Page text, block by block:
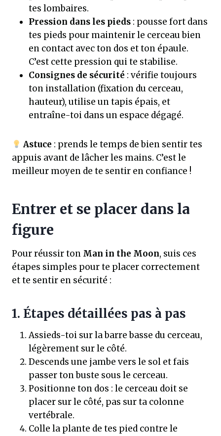
tes lombaires.
Pression dans les pieds : pousse fort dans
tes pieds pour maintenir le cerceau bien
en contact avec ton dos et ton épaule.
C’est cette pression qui te stabilise.
Consignes de sécurité : vérifie toujours
ton installation (fixation du cerceau,
hauteur), utilise un tapis épais, et
entraîne-toi dans un espace dégagé.
Astuce : prends le temps de bien sentir tes
appuis avant de lâcher les mains. C’est le
meilleur moyen de te sentir en confiance !
Entrer et se placer dans la
figure
Pour réussir ton Man in the Moon, suis ces
étapes simples pour te placer correctement
et te sentir en sécurité :
1. Étapes détaillées pas à pas
Assieds-toi sur la barre basse du cerceau,
légèrement sur le côté.
Descends une jambe vers le sol et fais
passer ton buste sous le cerceau.
Positionne ton dos : le cerceau doit se
placer sur le côté, pas sur ta colonne
vertébrale.
Colle la plante de tes pied contre le